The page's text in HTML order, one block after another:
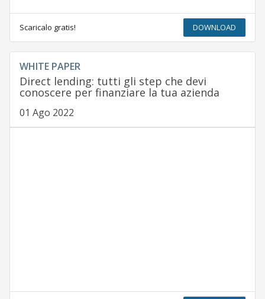
Scaricalo gratis! DOWNLOAD
WHITE PAPER
Direct lending: tutti gli step che devi
conoscere per finanziare la tua azienda
01 Ago 2022